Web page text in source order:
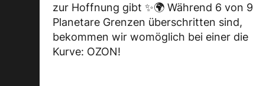
zur Hoffnung gibt ✨🌍 Während 6 von 9
Planetare Grenzen überschritten sind,
bekommen wir womöglich bei einer die
Kurve: OZON!